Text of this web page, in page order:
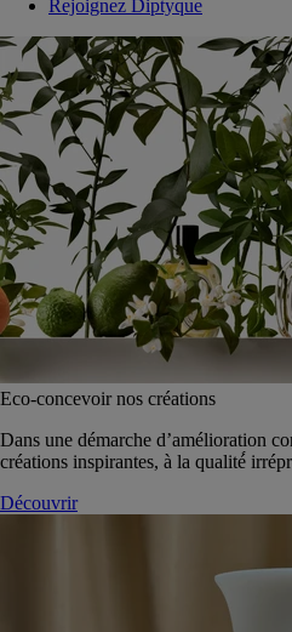
Rejoignez Diptyque
Eco-concevoir nos créations
Dans une démarche d’amélioration
créations inspirantes, à la qualité́
Découvrir